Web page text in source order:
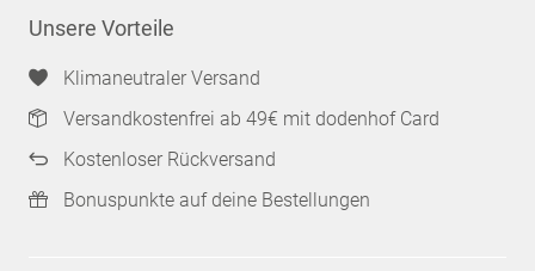
Unsere Vorteile
Klimaneutraler Versand
Versandkostenfrei ab 49€ mit dodenhof Card
Kostenloser Rückversand
Bonuspunkte auf deine Bestellungen